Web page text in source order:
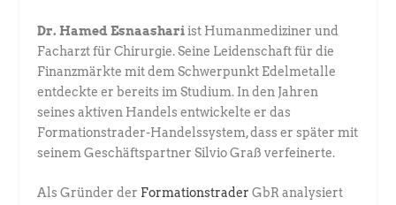
Dr. Hamed Esnaashariist Humanmediziner und
Facharzt für Chirurgie. ­Seine Leidenschaft für die
Finanzmärkte mit dem Schwerpunkt Edel­metalle
entdeckte er bereits im Studium. In den Jahren
seines aktiven Handels entwickelte er das
Formationstrader-Handelssystem, dass er später mit
seinem Geschäftspartner Silvio Graß verfeinerte.
Als Gründer der Formationstrader GbR analysiert